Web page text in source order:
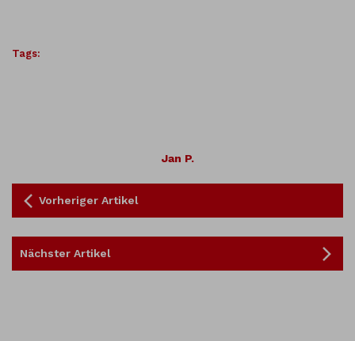
Tags:
Jan P.
Vorheriger Artikel
Nächster Artikel